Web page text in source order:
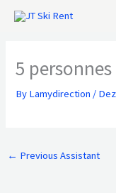
5 personnes
By Lamydirection /
← Previous Assistant